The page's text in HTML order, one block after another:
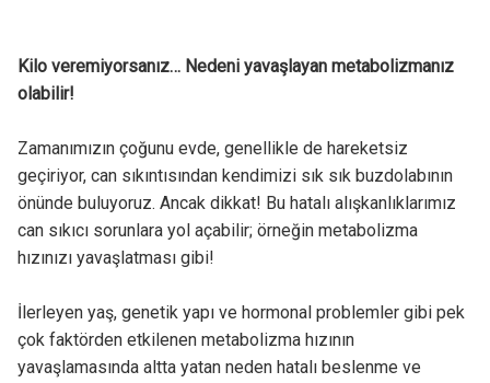
Kilo veremiyorsanız… Nedeni yavaşlayan metabolizmanız
olabilir!
Zamanımızın çoğunu evde, genellikle de hareketsiz
geçiriyor, can sıkıntısından kendimizi sık sık buzdolabının
önünde buluyoruz. Ancak dikkat! Bu hatalı alışkanlıklarımız
can sıkıcı sorunlara yol açabilir; örneğin metabolizma
hızınızı yavaşlatması gibi!
İlerleyen yaş, genetik yapı ve hormonal problemler gibi pek
çok faktörden etkilenen metabolizma hızının
yavaşlamasında altta yatan neden hatalı beslenme ve